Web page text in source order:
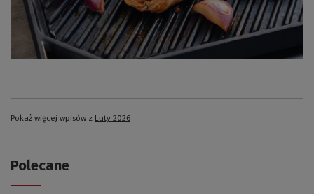
Pokaż więcej wpisów z Luty 2026
Polecane